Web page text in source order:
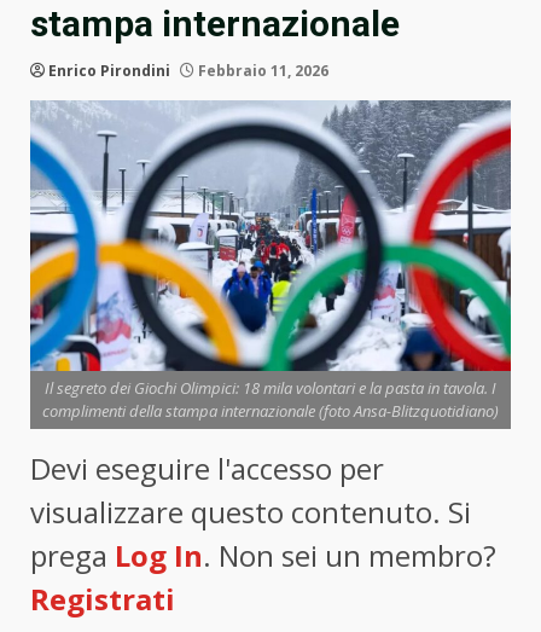
stampa internazionale
Enrico Pirondini Febbraio 11, 2026
Il segreto dei Giochi Olimpici: 18 mila volontari e la pasta in tavola. I
complimenti della stampa internazionale (foto Ansa-Blitzquotidiano)
Devi eseguire l'accesso per
visualizzare questo contenuto. Si
prega Log In. Non sei un membro?
Registrati